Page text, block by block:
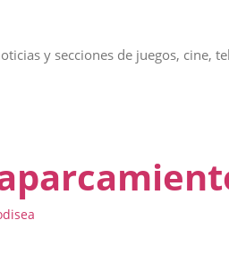
y secciones de juegos, cine,